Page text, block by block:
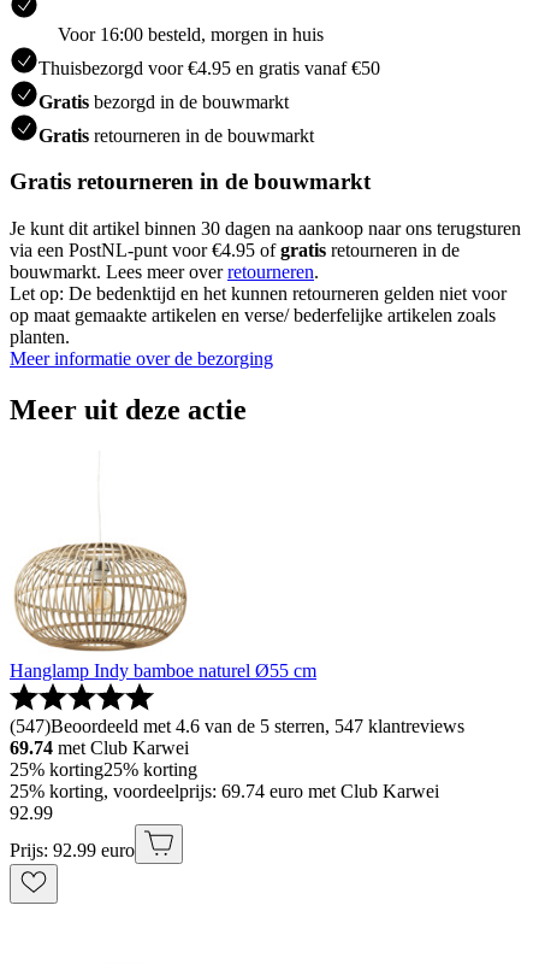
Voor 16:00 besteld, morgen in huis
Thuisbezorgd voor €4.95 en gratis vanaf €50
Gratis bezorgd in de bouwmarkt
Gratis retourneren in de bouwmarkt
Gratis retourneren in de bouwmarkt
Je kunt dit artikel binnen 30 dagen na aankoop naar ons terugsturen
via een PostNL-punt voor €4.95 ofgratis retourneren in de
bouwmarkt. Lees meer overretourneren.
Let op: De bedenktijd en het kunnen retourneren gelden niet voor
op maat gemaakte artikelen en verse/ bederfelijke artikelen zoals
planten.
Meer informatie over de bezorging
Meer uit deze actie
Hanglamp Indy bamboe naturel Ø55 cm
(547)Beoordeeld met 4.6 van de 5 sterren, 547 klantreviews
69.74 met Club Karwei
25% korting25% korting
25% korting, voordeelprijs: 69.74 euro met Club Karwei
92.99
Prijs: 92.99 euro